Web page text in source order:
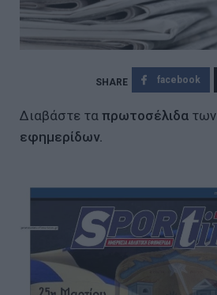
facebook
Διαβάστε τα πρωτοσέλιδα των
εφημερίδων.